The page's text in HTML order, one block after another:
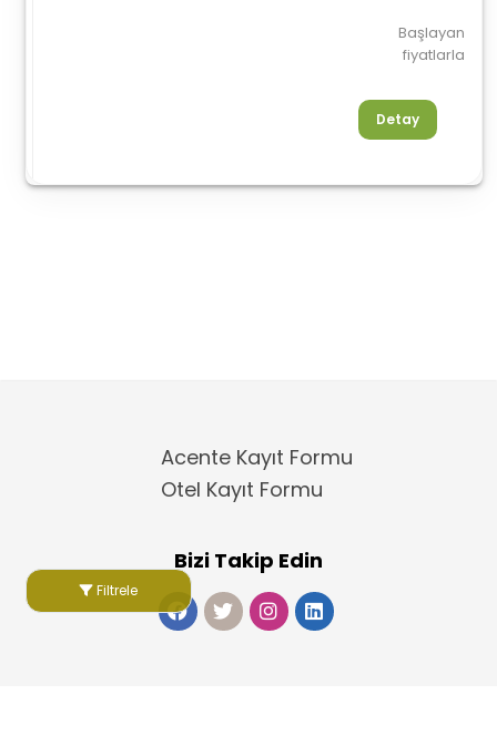
Filtrele
Başlayan
fiyatlarla
Detay
Acente Kayıt Formu
Otel Kayıt Formu
Bizi Takip Edin